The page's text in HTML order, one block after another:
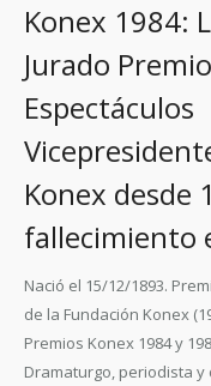
Konex 1984:
Jurado
Espectáculos
Konex desde
fallecimiento
Nació el 15/12/1893.
de la Fundación Konex
Premios Konex 1984 y
Dramaturgo, periodista